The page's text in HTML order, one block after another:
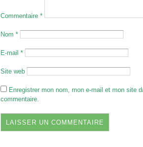
Commentaire *
Nom *
E-mail *
Site web
Enregistrer mon nom, mon e-mail et mon site
commentaire.